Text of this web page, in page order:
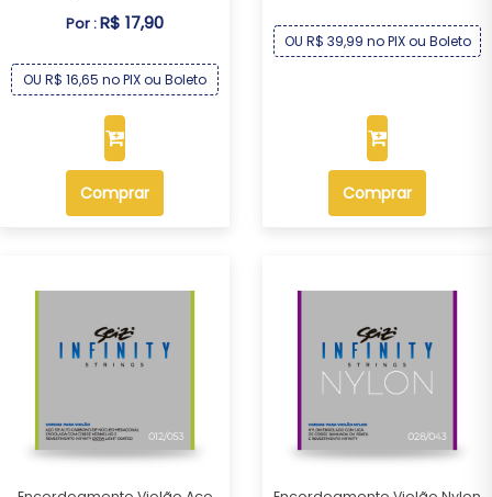
Por :R$ 17,90
OU R$ 16,65 no PIX ou Boleto
Comprar
OU R$ 39,99 no PIX ou Boleto
Comprar